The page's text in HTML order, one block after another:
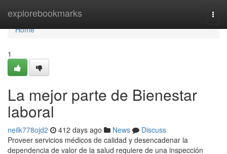
explorebookmarks
Home
Home
1
La mejor parte de Bienestar
laboral
neilk778ojd2 412 days ago News
Discuss
Proveer servicios médicos de calidad y desencadenar la
dependencia de valor de la salud requiere de una inspección